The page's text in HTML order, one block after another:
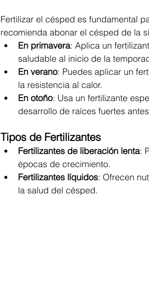
Fertilizar el césped es fundamental
recomienda abonar el césped de la
En primavera: Aplica un
saludable al inicio de la
En verano: Puedes aplicar un
la resistencia al calor.
En otoño: Usa un fertilizante
desarrollo de raíces fuertes
Tipos de Fertilizantes
Fertilizantes de liberación lenta:
épocas de crecimiento.
Fertilizantes líquidos: Ofrecen
la salud del césped.